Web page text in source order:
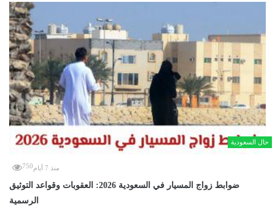
حال السعودية
منذ 7 أيام 750
ضوابط زواج المسيار في السعودية 2026: العقوبات وقواعد التوثيق
الرسمية